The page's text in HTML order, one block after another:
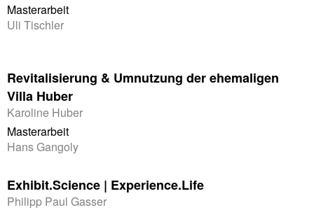
Masterarbeit
Uli Tischler
Revitalisierung & Umnutzung der ehemaligen
Villa Huber
Karoline Huber
Masterarbeit
Hans Gangoly
Exhibit.Science | Experience.Life
Philipp Paul Gasser